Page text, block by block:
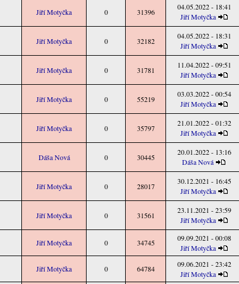
Jiří Motyčka 0 31396
04.05.2022 - 18:41
Jiří Motyčka
Jiří Motyčka 0 32182
04.05.2022 - 18:31
Jiří Motyčka
Jiří Motyčka 0 31781
11.04.2022 - 09:51
Jiří Motyčka
Jiří Motyčka 0 55219
03.03.2022 - 00:54
Jiří Motyčka
Jiří Motyčka 0 35797
21.01.2022 - 01:32
Jiří Motyčka
Dáša Nová 0 30445
20.01.2022 - 13:16
Dáša Nová
Jiří Motyčka 0 28017
30.12.2021 - 16:45
Jiří Motyčka
Jiří Motyčka 0 31561
23.11.2021 - 23:59
Jiří Motyčka
Jiří Motyčka 0 34745
09.09.2021 - 00:08
Jiří Motyčka
Jiří Motyčka 0 64784
09.06.2021 - 23:42
Jiří Motyčka